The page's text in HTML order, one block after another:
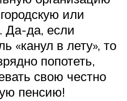
или
Да-да, если
«канул в лету», то
попотеть,
свою честно
пенсию!